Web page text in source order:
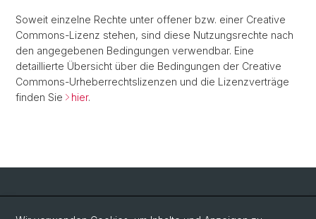
Soweit einzelne Rechte unter offener bzw. einer Creative
Commons-Lizenz stehen, sind diese Nutzungsrechte nach
den angegebenen Bedingungen verwendbar. Eine
detaillierte Übersicht über die Bedingungen der Creative
Commons-Urheberrechtslizenzen und die Lizenzverträge
finden Sie
hier.